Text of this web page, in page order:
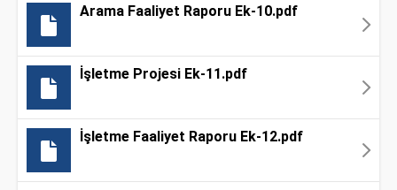
Arama Faaliyet Raporu Ek-10.pdf
İşletme Projesi Ek-11.pdf
İşletme Faaliyet Raporu Ek-12.pdf